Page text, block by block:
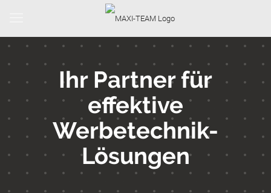
Ihr Partner für
effektive
Werbetechnik-
Lösungen